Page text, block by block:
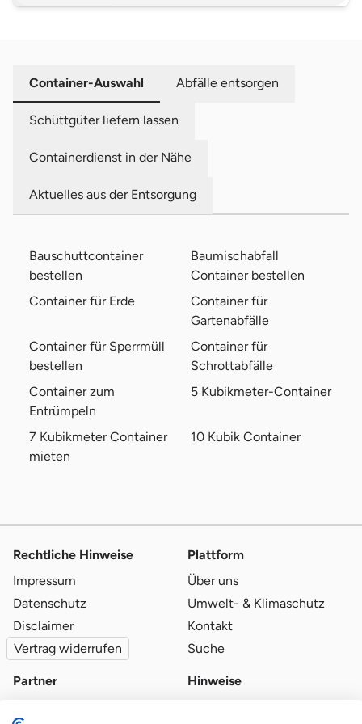
Container-Auswahl Abfälle entsorgen
Schüttgüter liefern lassen
Containerdienst in der Nähe
Aktuelles aus der Entsorgung
Bauschuttcontainer
bestellen
Baumischabfall
Container bestellen
Container für Erde
Container für
Gartenabfälle
Container für Sperrmüll
bestellen
Container für
Schrottabfälle
Container zum
Entrümpeln
5 Kubikmeter-Container
7 Kubikmeter Container
mieten
10 Kubik Container
Rechtliche Hinweise
Impressum
Datenschutz
Disclaimer
Vertrag widerrufen
Plattform
Über uns
Umwelt- & Klimaschutz
Kontakt
Suche
Partner
Hinweise